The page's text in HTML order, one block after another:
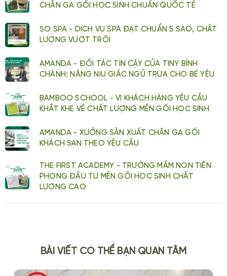
CHĂN GA GỐI HỌC SINH CHUẨN QUỐC TẾ
SO SPA - DỊCH VỤ SPA ĐẠT CHUẨN 5 SAO, CHẤT
LƯỢNG VƯỢT TRỘI
AMANDA - ĐỐI TÁC TIN CẬY CỦA TINY BÌNH
CHÁNH: NÂNG NIU GIẤC NGỦ TRƯA CHO BÉ YÊU
BAMBOO SCHOOL - VỊ KHÁCH HÀNG YÊU CẦU
KHẮT KHE VỀ CHẤT LƯỢNG MỀN GỐI HỌC SINH
AMANDA - XƯỞNG SẢN XUẤT CHĂN GA GỐI
KHÁCH SẠN THEO YÊU CẦU
THE FIRST ACADEMY - TRƯỜNG MẦM NON TIÊN
PHONG ĐẦU TƯ MỀN GỐI HỌC SINH CHẤT
LƯỢNG CAO
BÀI VIẾT CÓ THỂ BẠN QUAN TÂM